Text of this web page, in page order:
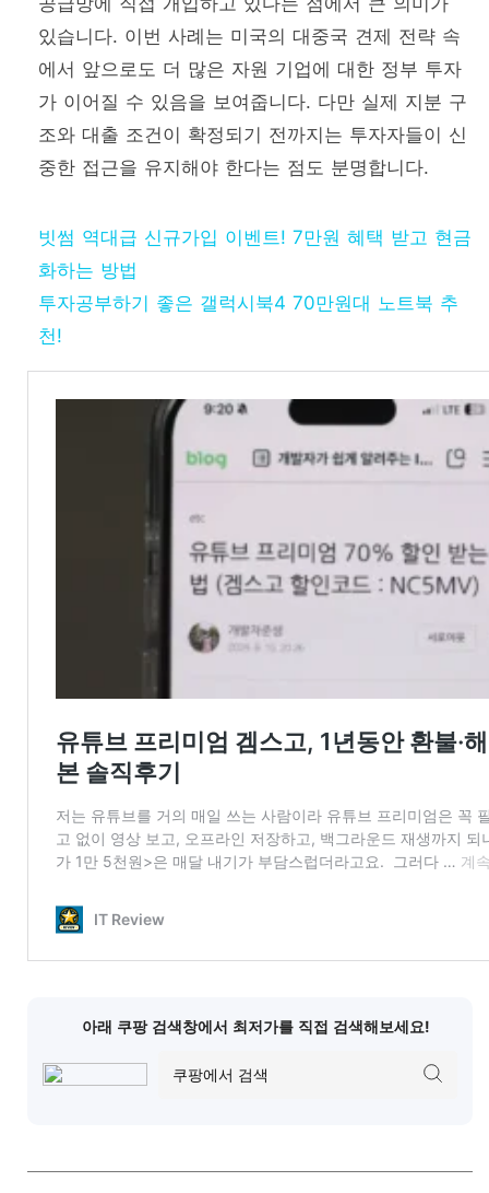
있습니다. 이번 사례는 미국의 대중국 견제 전략 속
에서 앞으로도 더 많은 자원 기업에 대한 정부 투자
가 이어질 수 있음을 보여줍니다. 다만 실제 지분 구
조와 대출 조건이 확정되기 전까지는 투자자들이 신
중한 접근을 유지해야 한다는 점도 분명합니다.
빗썸 역대급 신규가입 이벤트! 7만원 혜택 받고 현금
화하는 방법
투자공부하기 좋은 갤럭시북4 70만원대 노트북 추
천!
아래 쿠팡 검색창에서 최저가를 직접 검색해보세요!